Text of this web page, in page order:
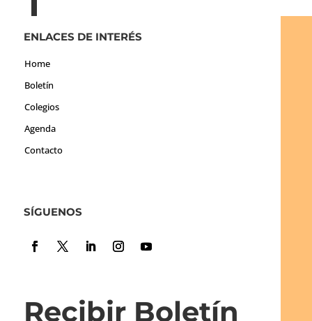
ENLACES DE INTERÉS
Home
Boletín
Colegios
Agenda
Contacto
SÍGUENOS
Recibir Boletín